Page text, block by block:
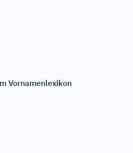
Vornamenlexikon